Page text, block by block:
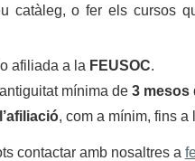
catàleg, o fer els cursos
afiliada a la FEUSOC.
mínima de 3 mesos
, com a mínim, fins
contactar amb nosaltres a